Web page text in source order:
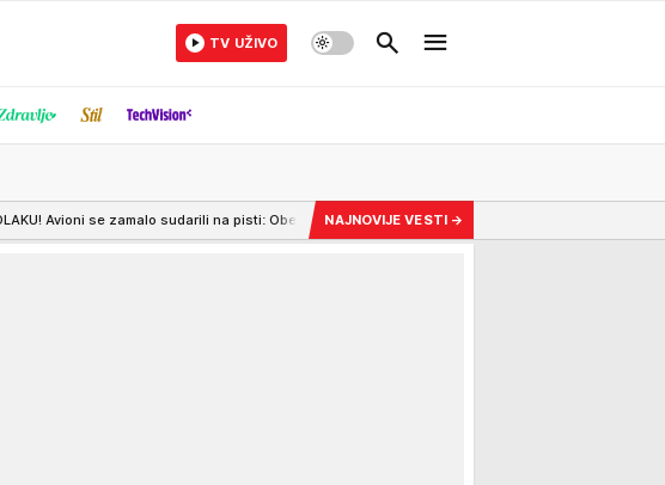
TV UŽIVO
sudarili na pisti: Obe letelice naglo zakočile, ima POVREĐENIH! Pogledajte dramatične snimke
NAJNOVIJE VESTI →